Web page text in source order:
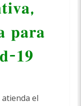
𝐩𝐚𝐫𝐚
𝟏𝟗
el